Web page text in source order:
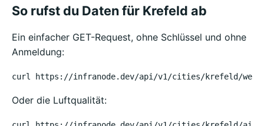
So rufst du Daten für Krefeld ab
Ein einfacher GET-Request, ohne Schlüssel und ohne
Anmeldung:
curl https://infranode.dev/api/v1/cities/krefeld/
Oder die Luftqualität: